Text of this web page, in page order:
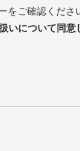
をご確認くださ
いについて同意